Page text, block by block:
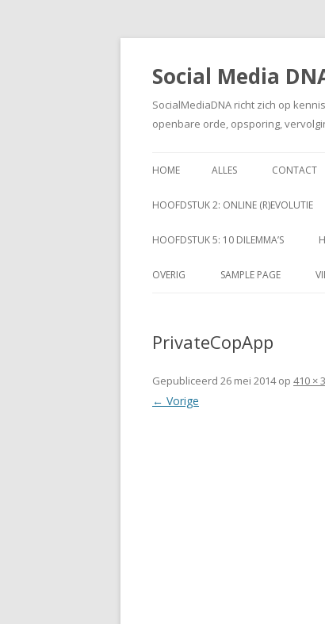
Social Media
SocialMediaDNA richt zich op
openbare orde, opsporing,
HOME ALLES CONTACT
HOOFDSTUK 2: ONLINE (R)EVOLUTIE
HOOFDSTUK 5: 10 DILEMMA’S
OVERIG SAMPLE PAGE
PrivateCopApp
Gepubliceerd 26 mei 2014op 410 ×
← Vorige